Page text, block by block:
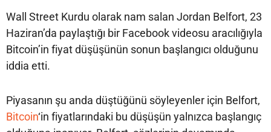
Wall Street Kurdu olarak nam salan Jordan Belfort, 23
Haziran’da paylaştığı bir Facebook videosu aracılığıyla
Bitcoin’in fiyat düşüşünün sonun başlangıcı olduğunu
iddia etti.
Piyasanın şu anda düştüğünü söyleyenler için Belfort,
Bitcoin‘in fiyatlarındaki bu düşüşün yalnızca başlangıç